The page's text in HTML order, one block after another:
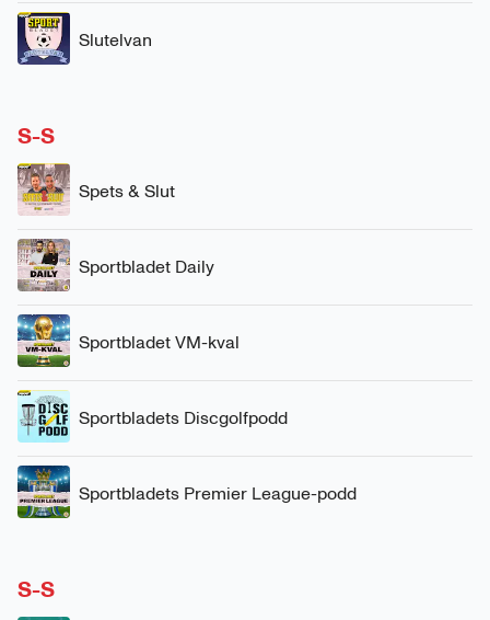
Slutelvan
S-S
Spets & Slut
Sportbladet Daily
Sportbladet VM-kval
Sportbladets Discgolfpodd
Sportbladets Premier League-podd
S-S